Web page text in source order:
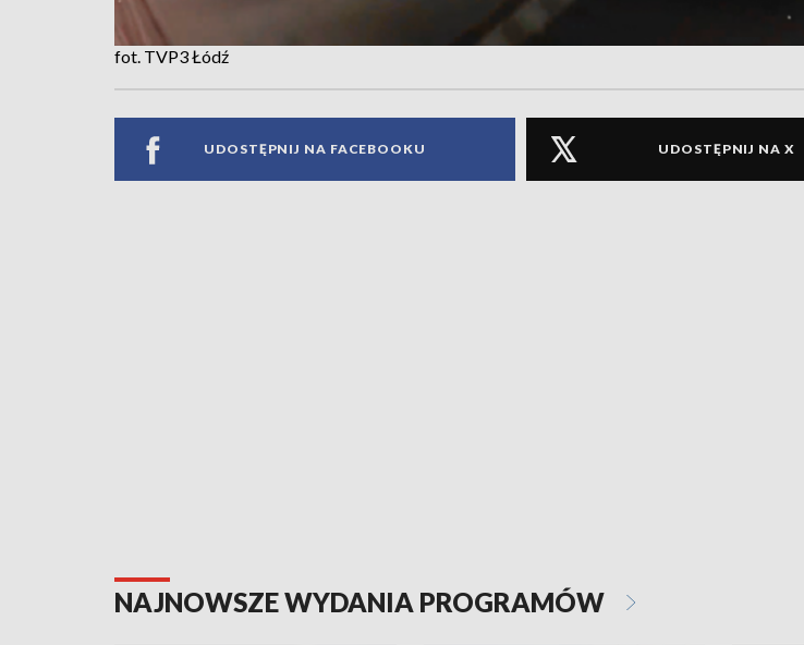
fot. TVP3 Łódź
UDOSTĘPNIJ NA FACEBOOKU UDOSTĘPNIJ NA X
NAJNOWSZE WYDANIA PROGRAMÓW